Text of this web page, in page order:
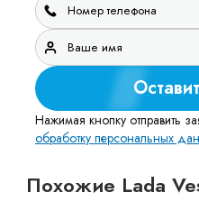
Нажимая кнопку отправить
обработку персональных
Похожие Lada